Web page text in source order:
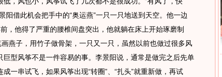
阳借此机会把手中的“奥运燕”一只一只地送到天空。他一边
，他得了严重的腰椎间盘突出，他就躺在床上开始琢磨制
画燕子，用竹子做骨架，一只又一只，虽然以前也做过很多风
巨型风筝不是一件容易的事。李景阳说，通常是做完之后先单
一串试飞，如果风筝出现“转圈”、“扎头”就重新做，再试